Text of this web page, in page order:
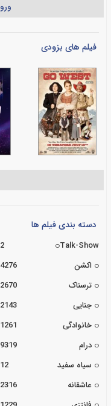
فیلم های بزودی
دسته بندی فیلم ها
Talk-Show
2
اکشن
4276
ترسناک
2670
جنایی
2143
خانوادگی
1261
درام
9319
سیاه سفید
12
عاشقانه
2316